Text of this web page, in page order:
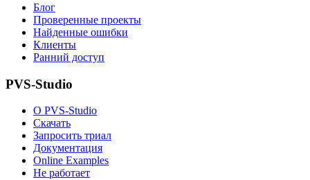
Блог
Проверенные проекты
Найденные ошибки
Клиенты
Ранний доступ
PVS-Studio
О PVS-Studio
Скачать
Запросить триал
Документация
Online Examples
Не работает